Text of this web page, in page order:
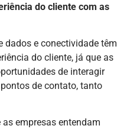
do cliente com as
dados e conectividade têm
do cliente, já que as
de interagir
de contato, tanto
empresas entendam